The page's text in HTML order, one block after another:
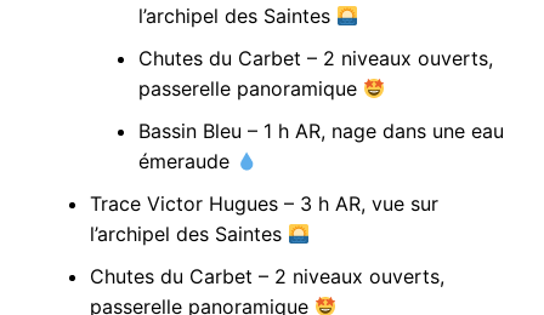
l’archipel des Saintes
Chutes du Carbet – 2 niveaux ouverts,
passerelle panoramique
Bassin Bleu – 1 h AR, nage dans une eau
émeraude
Trace Victor Hugues – 3 h AR, vue sur
l’archipel des Saintes
Chutes du Carbet – 2 niveaux ouverts,
passerelle panoramique